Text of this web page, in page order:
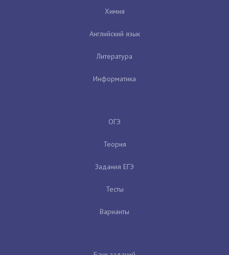
Химия
Английский язык
Литература
Информатика
ОГЭ
Теория
Задания ЕГЭ
Тесты
Варианты